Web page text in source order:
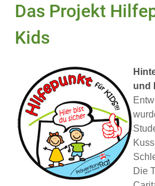
Das Projekt
Kids
und
Die